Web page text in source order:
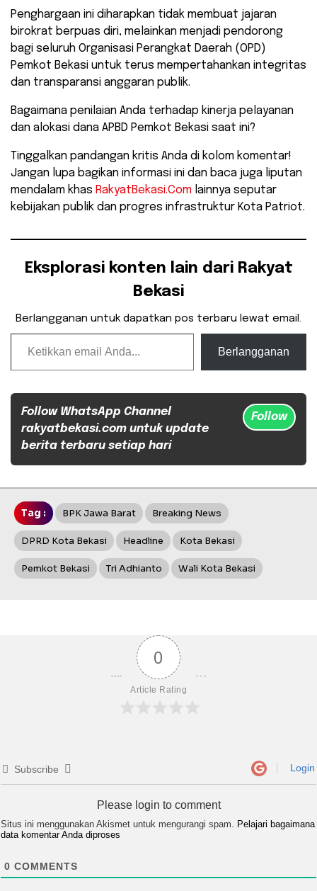
Penghargaan ini diharapkan tidak membuat jajaran
birokrat berpuas diri, melainkan menjadi pendorong
bagi seluruh Organisasi Perangkat Daerah (OPD)
Pemkot Bekasi untuk terus mempertahankan integritas
dan transparansi anggaran publik.
​Bagaimana penilaian Anda terhadap kinerja pelayanan
dan alokasi dana APBD Pemkot Bekasi saat ini?
Tinggalkan pandangan kritis Anda di kolom komentar!
Jangan lupa bagikan informasi ini dan baca juga liputan
mendalam khas RakyatBekasi.Com lainnya seputar
kebijakan publik dan progres infrastruktur Kota Patriot.
Eksplorasi konten lain dari Rakyat
Bekasi
Berlangganan untuk dapatkan pos terbaru lewat email.
Ketikkan email Anda...
Berlangganan
Follow WhatsApp Channel
rakyatbekasi.com untuk update
berita terbaru setiap hari
Follow
Tag : BPK Jawa Barat Breaking News
DPRD Kota Bekasi Headline Kota Bekasi
Pemkot Bekasi Tri Adhianto Wali Kota Bekasi
0
Article Rating
Subscribe Login
Please login to comment
Situs ini menggunakan Akismet untuk mengurangi spam.
Pelajari bagaimana
data komentar Anda diproses
0 COMMENTS